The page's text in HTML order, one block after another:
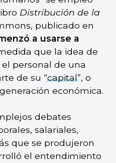
Distribución de la
publicado en
a usarse a
que la idea de
personal de una
de su “capital”, o
económica.
debates
salariales,
que se produjeron
el entendimiento